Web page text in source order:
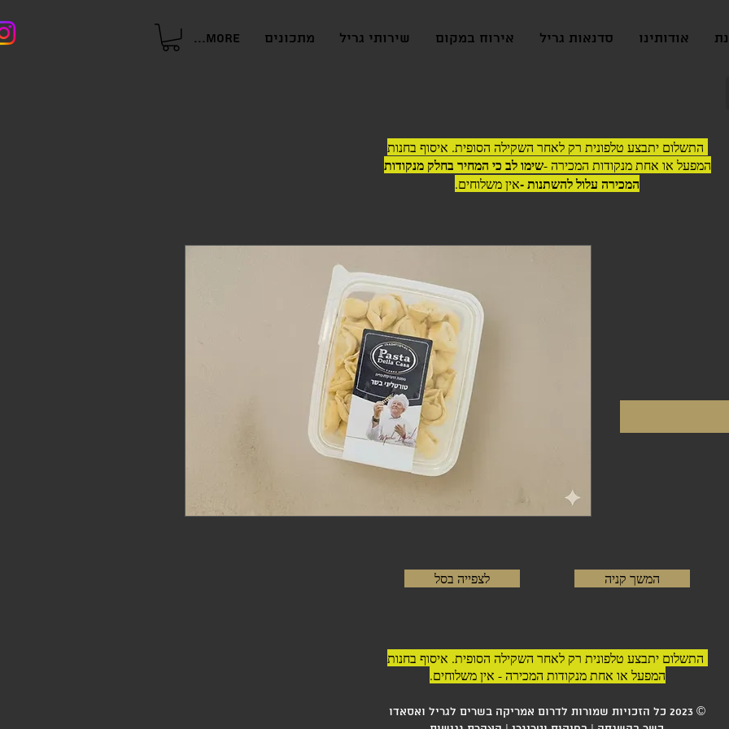
אודותינו סדנאות גריל אירוח במקום שירותי גריל מתכונים More...
התשלום יתבצע טלפונית רק לאחר השקילה הסופית. איסוף בחנות
המפעל או אחת מנקודות המכירה -שימו לב כי המחיר בחלק מנקודות
המכירה עלול להשתנות -אין משלוחים.
לצפייה בסל המשך קניה
התשלום יתבצע טלפונית רק לאחר השקילה הסופית. איסוף בחנות
המפעל או אחת מנקודות המכירה - אין משלוחים.
© 2023 כל הזכויות שמורות לדרום אמריקה בשרים לגריל ואסאדו